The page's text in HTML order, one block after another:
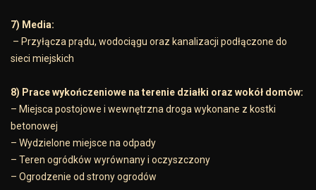
7) Media:
– Przyłącza prądu, wodociągu oraz kanalizacji podłączone do
sieci miejskich
8) Prace wykończeniowe na terenie działki oraz wokół domów:
– Miejsca postojowe i wewnętrzna droga wykonane z kostki
betonowej
– Wydzielone miejsce na odpady
– Teren ogródków wyrównany i oczyszczony
– Ogrodzenie od strony ogrodów